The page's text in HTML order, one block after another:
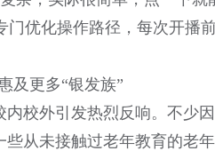
门优化操作路径，每次开播
及更多“银发族”
内校外引发热烈反响。不少
些从未接触过老年教育的老